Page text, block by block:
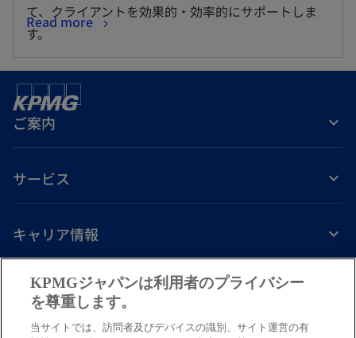
て、クライアントを効果的・効率的にサポートしま
す。
Read more
ご案内
サービス
キャリア情報
し
い
新
し
し
し
し
免責事項プライバシーポリシー
KPMGジャパンは利用者のプライバシー
を尊重します。
当サイトでは、訪問者及びデバイスの識別、サイト運営の有